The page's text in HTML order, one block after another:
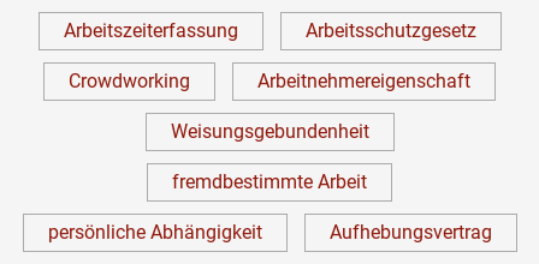
Arbeitszeiterfassung Arbeitsschutzgesetz
Crowdworking Arbeitnehmereigenschaft
Weisungsgebundenheit
fremdbestimmte Arbeit
persönliche Abhängigkeit Aufhebungsvertrag